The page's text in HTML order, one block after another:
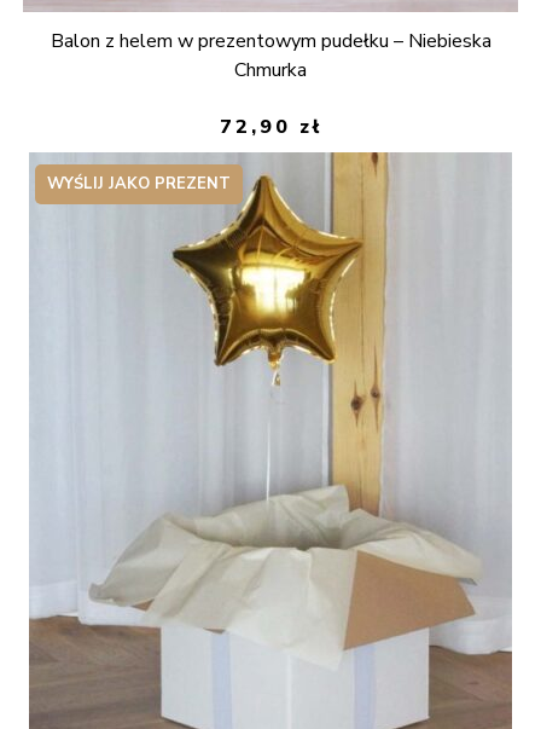
Balon z helem w prezentowym pudełku – Niebieska
Chmurka
72,90 zł
WYŚLIJ JAKO PREZENT